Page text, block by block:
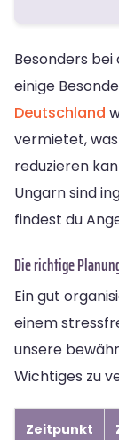
Besonders
einige
Deutschland
vermietet,
reduzieren
Ungarn sind
findest du
Die richtige
Ein gut
einem
unsere
Wichtiges zu
Zeitpunkt